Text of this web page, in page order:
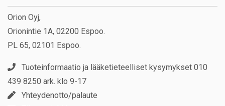
Orion Oyj,
Orionintie 1A, 02200 Espoo.
PL 65, 02101 Espoo.
Tuoteinformaatio ja lääketieteelliset kysymykset 010
439 8250 ark. klo 9-17
Yhteydenotto/palaute